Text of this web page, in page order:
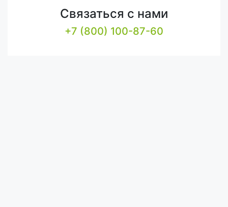
Связаться с нами
+7 (800) 100-87-60